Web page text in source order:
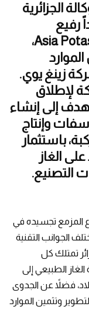
الجزائرية
رفيع
المستوى عن الشركة الصينية Asia Potash،
زينغ يوي.
لإطلاق
إلى إنشاء
وإنتاج
باستثمار
على الغاز
التصنيع.
المزمع تجسيده في
الجوانب التقنية
تمتلك كل
الطبيعي إلى
فضلاً عن الجدوى
وتثمين الموارد